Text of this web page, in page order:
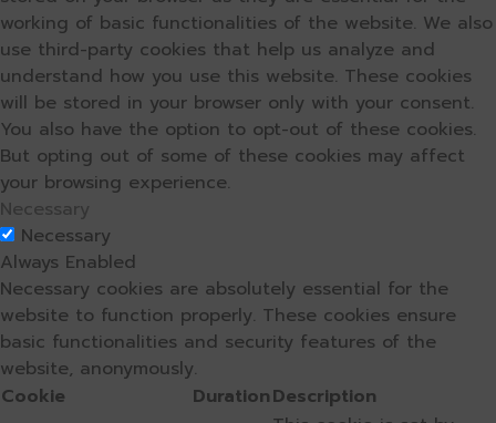
working of basic functionalities of the website. We also
use third-party cookies that help us analyze and
understand how you use this website. These cookies
will be stored in your browser only with your consent.
You also have the option to opt-out of these cookies.
But opting out of some of these cookies may affect
your browsing experience.
Necessary
Necessary
Always Enabled
Necessary cookies are absolutely essential for the
website to function properly. These cookies ensure
basic functionalities and security features of the
website, anonymously.
Cookie
DurationDescription